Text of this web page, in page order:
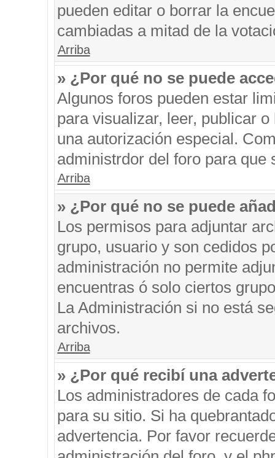
pueden editar o borrar la
cambiadas a mitad de la
Arriba
» ¿Por qué no se puede
Algunos foros pueden estar
para visualizar, leer, publicar
una autorización especial.
administrdor del foro para que
Arriba
» ¿Por qué no se puede
Los permisos para adjuntar
grupo, usuario y son cedidos
administración no permite
encuentras ó solo ciertos
La Administración si no está
archivos.
Arriba
» ¿Por qué recibí una
Los administradores de cada
para su sitio. Si ha
advertencia. Por favor